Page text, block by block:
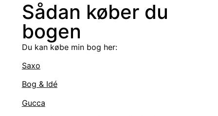
Sådan køber du
bogen
Du kan købe min bog her:
Saxo
Bog & Idé
Gucca